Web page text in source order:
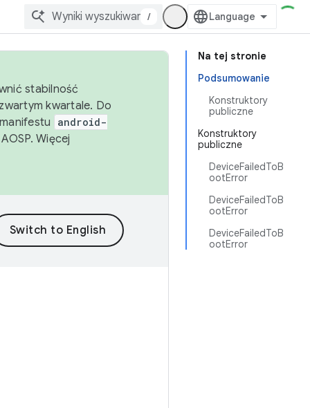
/
Na tej stronie
Podsumowanie
Konstruktory
publiczne
Konstruktory
publiczne
DeviceFailedToB
ootError
DeviceFailedToB
ootError
DeviceFailedToB
ootError
stabilność
kwartale. Do
android-
Więcej